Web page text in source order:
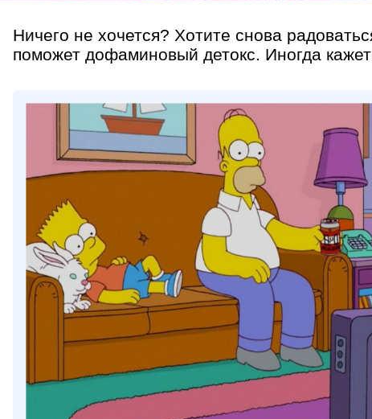
Ничего не хочется? Хотите снова
поможет дофаминовый детокс. Иногда